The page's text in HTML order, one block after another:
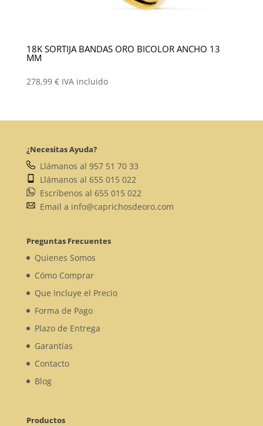
18K SORTIJA BANDAS ORO BICOLOR ANCHO 13
MM
278,99 € IVA incluido
¿Necesitas Ayuda?
Llámanos al 957 51 70 33
Llámanos al 655 015 022
Escríbenos al 655 015 022
Email a info@caprichosdeoro.com
Preguntas Frecuentes
Quienes Somos
Cómo Comprar
Que Incluye el Precio
Forma de Pago
Plazo de Entrega
Garantías
Contacto
Blog
Productos